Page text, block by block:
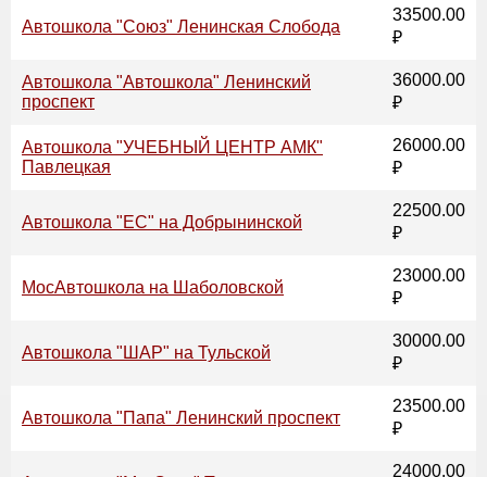
Автошкола "Союз" Ленинская Слобода
33500.00
₽
Автошкола "Автошкола" Ленинский
проспект
36000.00
₽
Автошкола "УЧЕБНЫЙ ЦЕНТР АМК"
Павлецкая
26000.00
₽
Автошкола "ЕС" на Добрынинской
22500.00
₽
МосАвтошкола на Шаболовской
23000.00
₽
Автошкола "ШАР" на Тульской
30000.00
₽
Автошкола "Папа" Ленинский проспект
23500.00
₽
24000.00